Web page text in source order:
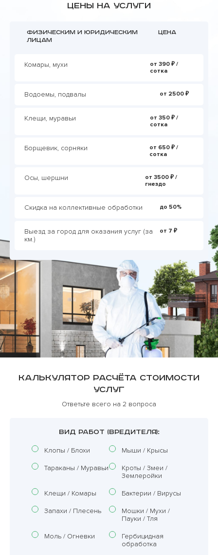
Цены на услуги
Физическим и юридическим
лицам
Цена
Комары, мухи
от 390 ₽ /
сотка
Водоемы, подвалы от 2500 ₽
Клещи, муравьи
от 350 ₽ /
сотка
Борщевик, сорняки
от 650 ₽ /
сотка
Осы, шершни
от 3500 ₽ /
гнездо
Скидка на коллективные обработки до 50%
Выезд за город для оказания услуг (за
км.)
от 7 ₽
Калькулятор расчёта стоимости
услуг
Ответьте всего на 2 вопроса
ВИД РАБОТ (ВРЕДИТЕЛЯ):
Клопы / Блохи Мыши / Крысы
Тараканы / Муравьи
Кроты / Змеи /
Землеройки
Клещи / Комары Бактерии / Вирусы
Запахи / Плесень
Мошки / Мухи /
Пауки / Тля
Моль / Огневки
Гербицидная
обработка